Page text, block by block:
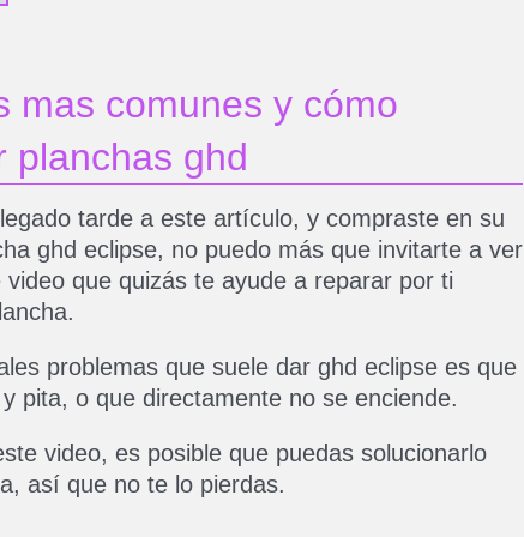
mas comunes y cómo
planchas ghd
tarde a este artículo, y compraste en su
ghd eclipse, no puedo más que invitarte a ver
video que quizás te ayude a reparar por ti
problemas que suele dar ghd eclipse es que
pita, o que directamente no se enciende.
video, es posible que puedas solucionarlo
así que no te lo pierdas.